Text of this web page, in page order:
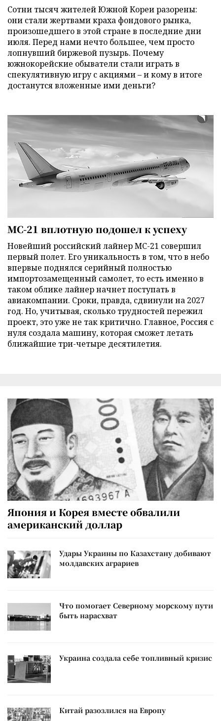
Сотни тысяч жителей Южной Кореи разорены:
они стали жертвами краха фондового рынка,
произошедшего в этой стране в последние дни
июля. Перед нами нечто большее, чем просто
лопнувший биржевой пузырь. Почему
южнокорейские обыватели стали играть в
спекулятивную игру с акциями – и кому в итоге
достанутся вложенные ими деньги?
МС-21 вплотную подошел к успеху
Новейший российский лайнер МС-21 совершил
первый полет. Его уникальность в том, что в небо
впервые поднялся серийный полностью
импортозамещенный самолет, то есть именно в
таком облике лайнер начнет поступать в
авиакомпании. Сроки, правда, сдвинули на 2027
год. Но, учитывая, сколько трудностей пережил
проект, это уже не так критично. Главное, Россия с
нуля создала машину, которая сможет летать
ближайшие три-четыре десятилетия.
Япония и Корея вместе обвалили
американский доллар
Удары Украины по Казахстану добивают
молдавских аграриев
Что помогает Северному морскому пути
быть нарасхват
Украина создала себе топливный кризис
Китай разозлился на Европу